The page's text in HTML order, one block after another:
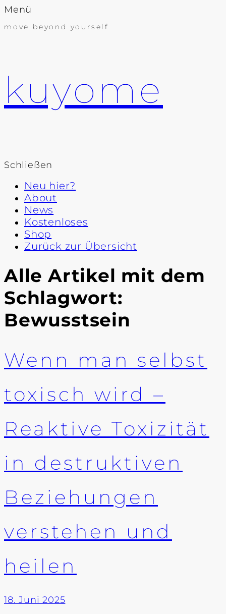
Menü
move beyond yourself
kuyome
Schließen
Neu hier?
About
News
Kostenloses
Shop
Zurück zur Übersicht
Alle Artikel mit dem
Schlagwort:
Bewusstsein
Wenn man selbst
toxisch wird –
Reaktive Toxizität
in destruktiven
Beziehungen
verstehen und
heilen
18. Juni 2025